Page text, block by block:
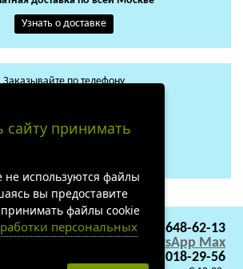
Узнать о доставке
Заказывайте по телефону
+7 (919) 018-29-56
+7 (495) 648-62-13
WhatsApp Max
+7 (919) 018-29-56
сайту принимать
не используются файлы
вы предоставите
файлы cookie
персональных